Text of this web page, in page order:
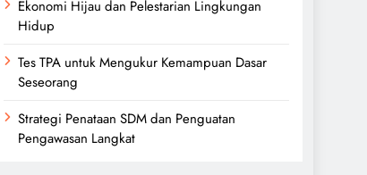
Ekonomi Hijau dan Pelestarian Lingkungan
Hidup
Tes TPA untuk Mengukur Kemampuan Dasar
Seseorang
Strategi Penataan SDM dan Penguatan
Pengawasan Langkat